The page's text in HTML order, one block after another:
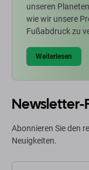
unseren
wie wir unsere
Fußabdruck zu
Weiterlesen
Newsletter-
Abonnieren Sie den
Neuigkeiten.